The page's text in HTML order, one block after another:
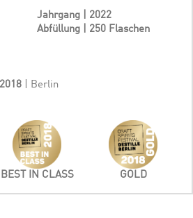
Jahrgang | 2022
Abfüllung | 250 Flaschen
| Berlin
BEST IN CLASS GOLD